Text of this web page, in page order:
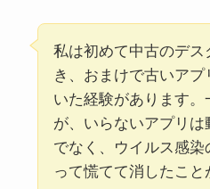
私は初めて中古のデス
き、おまけで古いア
いた経験があります
が、いらないアプリ
でなく、ウイルス感
って慌てて消したこと